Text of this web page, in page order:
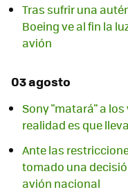
Tras sufrir una
Boeing ve al fin la
avión
03 agosto
Sony "matará" a
realidad es que
Ante las
tomado una
avión nacional